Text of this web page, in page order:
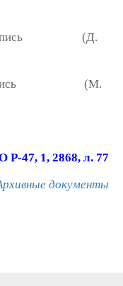
подпись (Д.
(М.
Р-47, 1, 2868, л. 77
документы